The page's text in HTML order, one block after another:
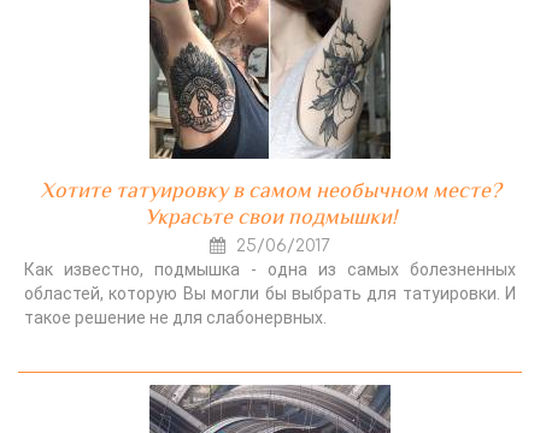
Хотите татуировку в самом необычном месте?
Украсьте свои подмышки!
25/06/2017
Как известно, подмышка - одна из самых болезненных
областей, которую Вы могли бы выбрать для татуировки. И
такое решение не для слабонервных.